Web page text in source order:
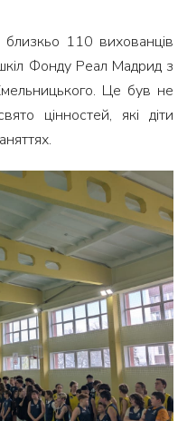
110 вихованців
Фонду Реал Мадрид з
Це був не
цінностей, які діти